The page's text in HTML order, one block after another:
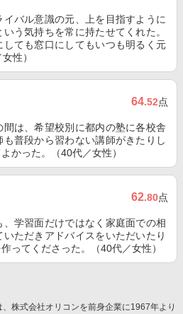
バル意識の元、上を目指すように
う気持ちを常に持たせてくれた。
しても窓口にしてもいつも明るく元
性）
64.52点
は、希望校別に都内の塾に各校舎
普段から習わない講師がきたりし
かった。（40代／女性）
62.80点
学習面だけではなく家庭面での相
ただきアドバイスをいただいたり
ってくださった。（40代／女性）
株式会社オリコンを前身企業に1967年より